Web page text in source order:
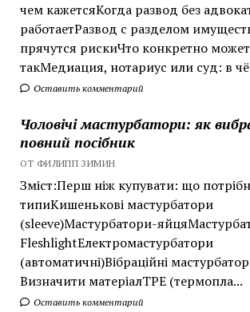
чем кажетсяКогда развод без
работаетРазвод с разделом
прячутся рискиЧто конкретно
такМедиация, нотариус или суд: в
Оставить комментарий
Чоловічі мастурбатори: як
повний посібник
ОТ ФИЛИПП ЗИМИН
Зміст:Перш ніж купувати: що
типиКишенькові мастурбатори
(sleeve)Мастурбатори-
FleshlightЕлектромастурбатори
(автоматичні)Вібраційні
Визначити матеріалTPE (термопла...
Оставить комментарий